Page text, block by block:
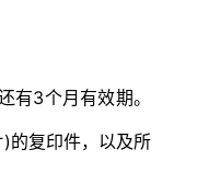
3个月有效期。
的复印件，以及所